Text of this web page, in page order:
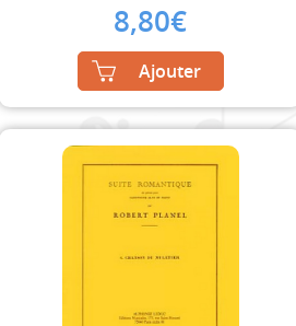
8,80€
Ajouter